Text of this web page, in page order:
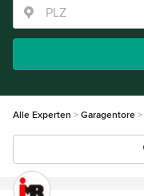
Alle Experten Garagentore